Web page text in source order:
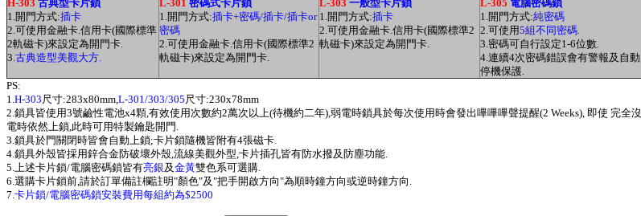
H-303 古典型卡片鎖
1.開門方式:插卡
2.可使用金融卡.信用卡(國際標準
2軌磁卡)來設定為開門卡.
3.古典造型美觀大方.
L-301 密碼式卡片鎖
1.開門方式:插卡+密碼/插卡/插卡or
密碼
2.可使用金融卡.信用卡(國際標準2
軌磁卡)來設定為開門卡.
L-303 一般型卡片鎖
1.開門方式:插卡
2.可使用金融卡.信用卡(國際標準2
軌磁卡)來設定為開門卡.
L-305 電腦密碼鎖
1.開門方式:純密碼
2.可使用5組不同密碼.
3.密碼可自行設定1-6位數.
4.連續4次密碼錯誤會有警報及自動
停機保護.
PS:
1.H-303尺寸:283x80mm,L-301/303/305尺寸:230x78mm
2.鎖具皆使用3號鹼性電池x4顆,有效使用次數約2萬次以上(待機約二年),弱電時鎖具於每次使用時會發出嗶嗶嗶聲提醒(2 Weeks), 即使 完全沒
電時依然上鎖,此時可用特製鑰匙開門.
3.鎖具於門關閉時皆會自動上鎖;卡片鎖隨機皆附有4張磁卡.
4.鎖具外殼皆採用鋅合金防破壞外殼,流線美觀外型,卡片插孔皆有防水撥及防塵功能.
5.上述卡片鎖/電腦密碼鎖皆有亮銀及金黃雙色系可選購.
6.選購卡片鎖前,請於訂單備註欄註明"顏色"及"把手開啟方向"為順時鐘方向或逆時鐘方向 .
7.卡片鎖/電腦密碼鎖安裝費用每組約為$2500